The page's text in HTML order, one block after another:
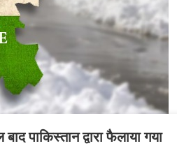
पाकिस्तान द्वारा फैलाया गया